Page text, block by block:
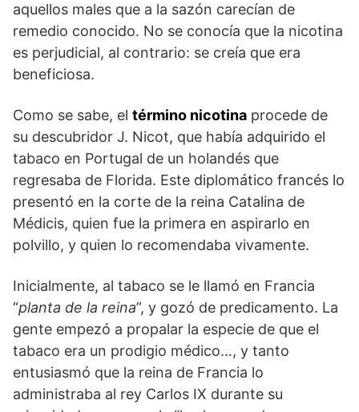
aquellos males que a la sazón carecían de
remedio conocido. No se conocía que la nicotina
es perjudicial, al contrario: se creía que era
beneficiosa.
Como se sabe, el término nicotina procede de
su descubridor J. Nicot, que había adquirido el
tabaco en Portugal de un holandés que
regresaba de Florida. Este diplomático francés lo
presentó en la corte de la reina Catalina de
Médicis, quien fue la primera en aspirarlo en
polvillo, y quien lo recomendaba vivamente.
Inicialmente, al tabaco se le llamó en Francia
“planta de la reina”, y gozó de predicamento. La
gente empezó a propalar la especie de que el
tabaco era un prodigio médico…, y tanto
entusiasmó que la reina de Francia lo
administraba al rey Carlos IX durante su